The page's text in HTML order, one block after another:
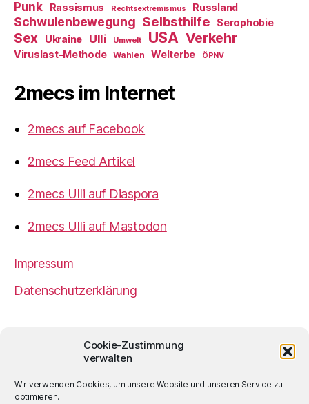
Cookie-Zustimmung
verwalten
Wir verwenden Cookies, um unsere Website und unseren Service zu
optimieren.
Punk
Rassismus Rechtsextremismus Russland
Schwulenbewegung Selbsthilfe Serophobie
Sex Ukraine Ulli Umwelt USA Verkehr
Viruslast-Methode Wahlen Welterbe ÖPNV
2mecs im Internet
2mecs auf Facebook
2mecs Feed Artikel
2mecs Ulli auf Diaspora
2mecs Ulli auf Mastodon
Impressum
Datenschutzerklärung
Ulrich Würdemannist sofern nicht
anders angegeben lizenziert unter einer
Creative
Lizenz.